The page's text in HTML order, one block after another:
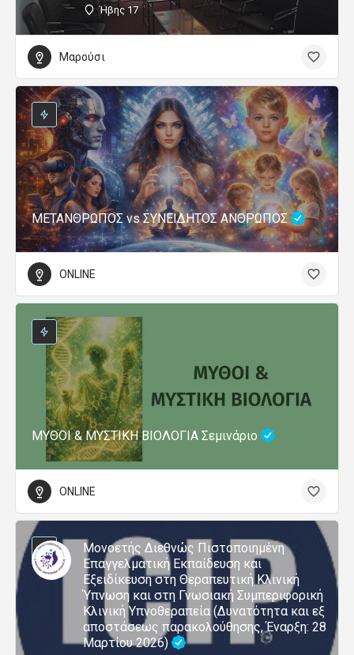
Ήβης 17
Μαρούσι
ΜΕΤΑΝΘΡΩΠΟΣ vs ΣΥΝΕΙΔΗΤΟΣ ΑΝΘΡΩΠΟΣ
ONLINE
ΜΥΘΟΙ & ΜΥΣΤΙΚΗ ΒΙΟΛΟΓΙΑ Σεμινάριο
ONLINE
Μονοετής Διεθνώς Πιστοποιημένη
Επαγγελματική Εκπαίδευση και
Εξειδίκευση στη Θεραπευτική Κλινική
Ύπνωση και στη Γνωσιακή Συμπεριφορική
Κλινική Υπνοθεραπεία (Δυνατότητα και εξ
αποστάσεως παρακολούθησης, Έναρξη: 28
Μαρτίου 2026)